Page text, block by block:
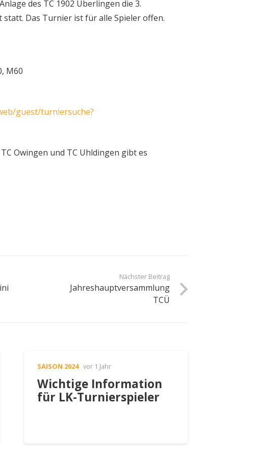
des TC 1902 Überlingen die 3.
Das Turnier ist für alle Spieler offen.
M60
guest/turniersuche?
Owingen und TC Uhldingen gibt es
Nächster Beitrag
Jahreshauptversammlung
TCÜ
SAISON 2024 vor 1 Jahr
Wichtige Information
für LK-Turnierspieler